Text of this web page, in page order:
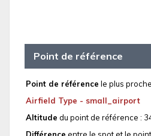
Point de référence
Point de référence le plus
Airfield Type - small_airport
Altitude du point de référence :